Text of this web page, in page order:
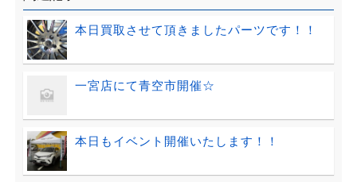
本日買取させて頂きましたパーツです！！
一宮店にて青空市開催☆
本日もイベント開催いたします！！